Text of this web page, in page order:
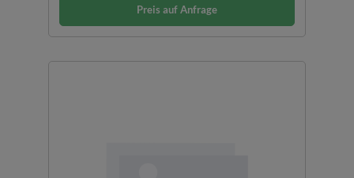
Preis auf Anfrage